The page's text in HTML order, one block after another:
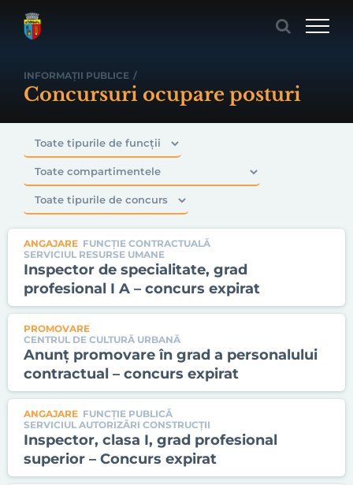
INFORMAȚII PUBLICE /
Concursuri ocupare posturi
ANGAJARE FUNCȚIE CONTRACTUALĂ
SERVICIUL RESURSE UMANE
Inspector de specialitate, grad
profesional I A – concurs expirat
PROMOVARE
CENTRUL DE CULTURĂ URBANĂ
Anunț promovare în grad a personalului
contractual – concurs expirat
ANGAJARE FUNCȚIE PUBLICĂ
SERVICIUL AUTORIZĂRI CONSTRUCŢII
Inspector, clasa I, grad profesional
superior – Concurs expirat